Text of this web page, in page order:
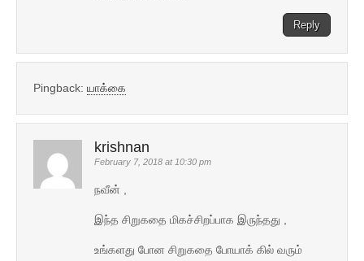
Reply
Pingback: யாக்கை
krishnan
February 7, 2018 at 10:30 pm
நவீன் ,
இந்த சிறுகதை மிகச்சிறப்பாக இருந்தது ,
உங்களது போன சிறுகதை போயாக் கில் வரும்